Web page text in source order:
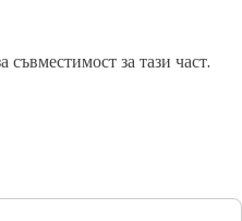
за тази част.